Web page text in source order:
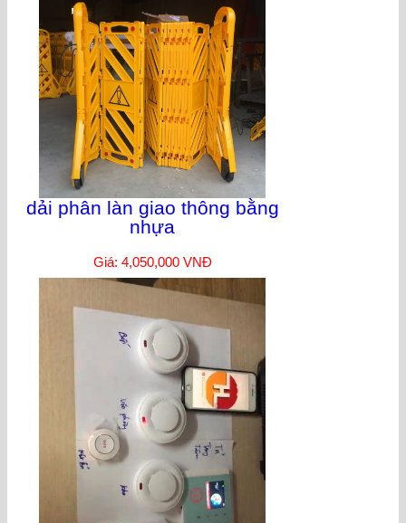
dải phân làn giao thông bằng
nhựa
Giá: 4,050,000 VNĐ